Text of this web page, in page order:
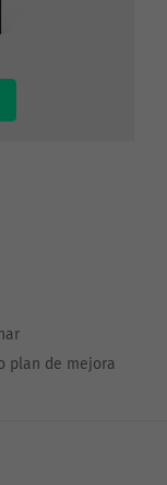
plan de mejora